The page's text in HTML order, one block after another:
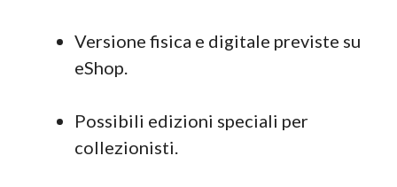
Versione fisica e digitale previste su
eShop.
Possibili edizioni speciali per
collezionisti.